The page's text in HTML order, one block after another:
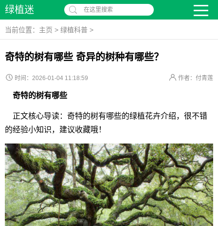
绿植迷 在这里搜索
当前位置： 主页 > 绿植科普 >
奇特的树有哪些 奇异的树种有哪些？
时间：2026-01-04 11:18:59 作者：付青莲
奇特的树有哪些
正文核心导读：奇特的树有哪些的绿植花卉介绍，很不错
的经验小知识，建议收藏哦！